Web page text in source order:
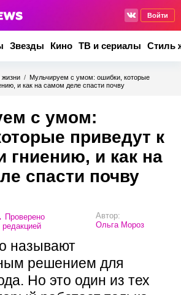
Войти
Звезды Кино ТВ и сериалы Стиль
жизни / Мульчируем с умом: ошибки, которые
и как на самом деле спасти почву
с умом:
приведут к
гниению, и как на
спасти почву
Проверено
редакцией
Автор:
Ольга Мороз
называют
решением для
Но это один из тех